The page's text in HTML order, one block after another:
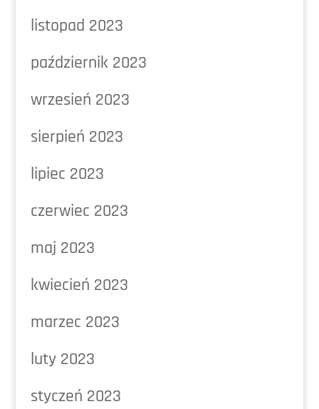
listopad 2023
październik 2023
wrzesień 2023
sierpień 2023
lipiec 2023
czerwiec 2023
maj 2023
kwiecień 2023
marzec 2023
luty 2023
styczeń 2023